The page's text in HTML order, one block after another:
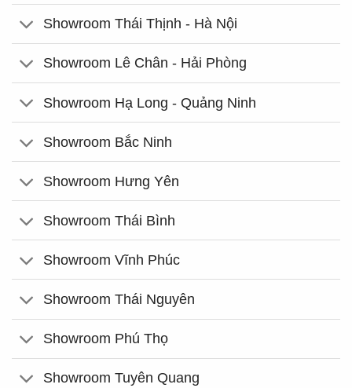
Showroom Thái Thịnh - Hà Nội
Showroom Lê Chân - Hải Phòng
Showroom Hạ Long - Quảng Ninh
Showroom Bắc Ninh
Showroom Hưng Yên
Showroom Thái Bình
Showroom Vĩnh Phúc
Showroom Thái Nguyên
Showroom Phú Thọ
Showroom Tuyên Quang